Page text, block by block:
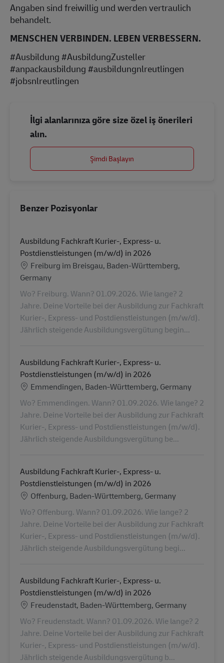
Angaben sind freiwillig und werden vertraulich
behandelt.
MENSCHEN VERBINDEN. LEBEN VERBESSERN.
#Ausbildung #AusbildungZusteller
#anpackausbildung #ausbildungnlreutlingen
#jobsnlreutlingen
İlgi alanlarınıza göre size özel iş önerileri
alın.
Şimdi Başlayın
Benzer Pozisyonlar
Ausbildung Fachkraft Kurier-, Express- u.
Postdienstleistungen (m/w/d) in 2026
Konum
Freiburg im Breisgau, Baden-Württemberg,
Germany
Wo? Freiburg. Wann? 01.09.2026. Wie lange? 2
Jahre. Deine Vorteile bei der Ausbildung zur Fachkraft
Kurier-, Express- und Postdienstleistungen (m/w/d).
Jährlich steigende Ausbildungsvergütung begin...
Ausbildung Fachkraft Kurier-, Express- u.
Postdienstleistungen (m/w/d) in 2026
Konum
Emmendingen, Baden-Württemberg, Germany
Wo? Emmendingen. Wann? 01.09.2026. Wie lange? 2
Jahre. Deine Vorteile bei der Ausbildung zur Fachkraft
Kurier-, Express- und Postdienstleistungen (m/w/d).
Jährlich steigende Ausbildungsvergütung be...
Ausbildung Fachkraft Kurier-, Express- u.
Postdienstleistungen (m/w/d) in 2026
Konum
Offenburg, Baden-Württemberg, Germany
Wo? Offenburg. Wann? 01.09.2026. Wie lange? 2
Jahre. Deine Vorteile bei der Ausbildung zur Fachkraft
Kurier-, Express- und Postdienstleistungen (m/w/d).
Jährlich steigende Ausbildungsvergütung begi...
Ausbildung Fachkraft Kurier-, Express- u.
Postdienstleistungen (m/w/d) in 2026
Konum
Freudenstadt, Baden-Württemberg, Germany
Wo? Freudenstadt. Wann? 01.09.2026. Wie lange? 2
Jahre. Deine Vorteile bei der Ausbildung zur Fachkraft
Kurier-, Express- und Postdienstleistungen (m/w/d).
Jährlich steigende Ausbildungsvergütung b...